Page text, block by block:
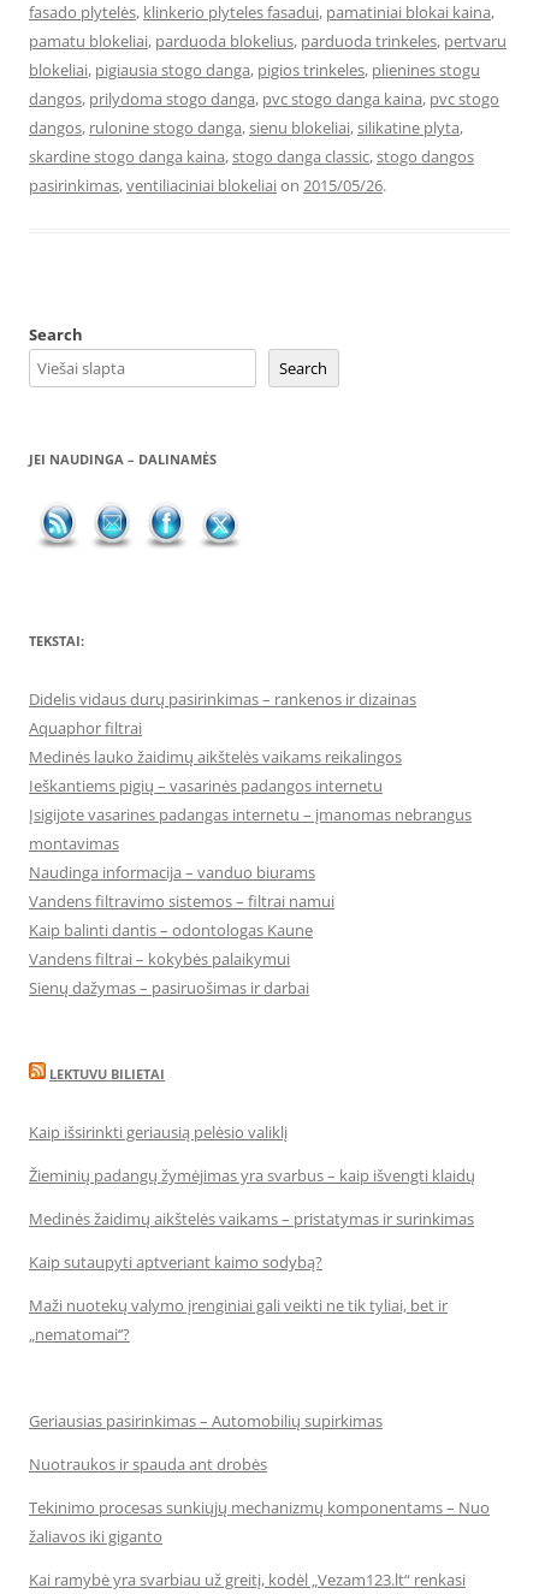
fasado plytelės, klinkerio plyteles fasadui, pamatiniai blokai kaina,
pamatu blokeliai, parduoda blokelius, parduoda trinkeles, pertvaru
blokeliai, pigiausia stogo danga, pigios trinkeles, plienines stogu
dangos, prilydoma stogo danga, pvc stogo danga kaina, pvc stogo
dangos, rulonine stogo danga,sienu blokeliai,silikatine plyta,
skardine stogo danga kaina,stogo danga classic,stogo dangos
pasirinkimas,ventiliaciniai blokeliaion 2015/05/26.
Search
Search
JEI NAUDINGA – DALINAMĖS
TEKSTAI:
Didelis vidaus durų pasirinkimas – rankenos ir dizainas
Aquaphor filtrai
Medinės lauko žaidimų aikštelės vaikams reikalingos
Ieškantiems pigių – vasarinės padangos internetu
Įsigijote vasarines padangas internetu – įmanomas nebrangus
montavimas
Naudinga informacija – vanduo biurams
Vandens filtravimo sistemos – filtrai namui
Kaip balinti dantis – odontologas Kaune
Vandens filtrai – kokybės palaikymui
Sienų dažymas – pasiruošimas ir darbai
LEKTUVU BILIETAI
Kaip išsirinkti geriausią pelėsio valiklį
Žieminių padangų žymėjimas yra svarbus – kaip išvengti klaidų
Medinės žaidimų aikštelės vaikams – pristatymas ir surinkimas
Kaip sutaupyti aptveriant kaimo sodybą?
Maži nuotekų valymo įrenginiai gali veikti ne tik tyliai, bet ir
„nematomai‘‘?
Geriausias pasirinkimas – Automobilių supirkimas
Nuotraukos ir spauda ant drobės
Tekinimo procesas sunkiųjų mechanizmų komponentams – Nuo
žaliavos iki giganto
Kai ramybė yra svarbiau už greitį, kodėl „Vezam123.lt“ renkasi